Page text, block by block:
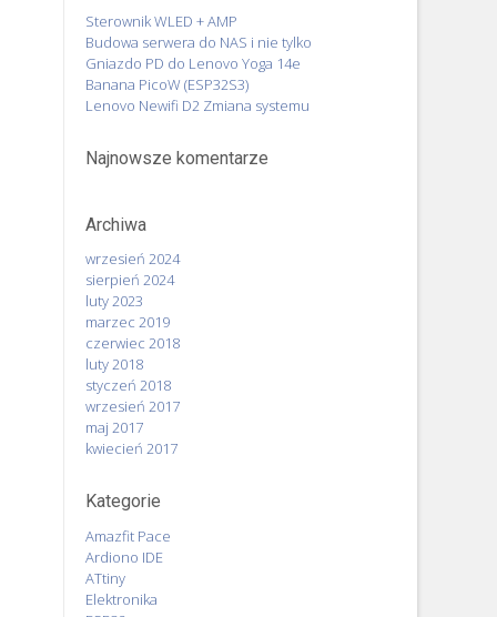
Sterownik WLED + AMP
Budowa serwera do NAS i nie tylko
Gniazdo PD do Lenovo Yoga 14e
Banana PicoW (ESP32S3)
Lenovo Newifi D2 Zmiana systemu
Najnowsze komentarze
Archiwa
wrzesień 2024
sierpień 2024
luty 2023
marzec 2019
czerwiec 2018
luty 2018
styczeń 2018
wrzesień 2017
maj 2017
kwiecień 2017
Kategorie
Amazfit Pace
Ardiono IDE
ATtiny
Elektronika